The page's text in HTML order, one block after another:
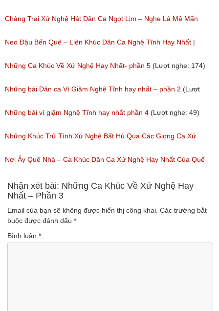
(Lượt nghe: 153)
Tình Yêu Ngọt Ngào Này
(Lượt nghe: 107)
Chàng Trai Xứ Nghệ Hát Dân Ca Ngọt Lịm – Nghe Là Mê Mẩn
(Lượt nghe: 100)
Neo Đậu Bến Quê – Liên Khúc Dân Ca Nghệ Tĩnh Hay Nhất |
Giọng Ca Xứ Nghệ Ngọt Ngào
(Lượt nghe: 125)
Những Ca Khúc Về Xứ Nghệ Hay Nhất- phần 5 (Lượt nghe: 174)
Những bài Dân ca Ví Giặm Nghệ Tĩnh hay nhất – phần 2 (Lượt
nghe: 89)
Những bài ví giặm Nghệ Tĩnh hay nhất phần 4 (Lượt nghe: 49)
Những Khúc Trữ Tình Xứ Nghệ Bất Hủ Qua Các Giọng Ca Xứ
Nghệ
(Lượt nghe: 121)
Nơi Ấy Quê Nhà – Ca Khúc Dân Ca Xứ Nghệ Hay Nhất Của Quế
Thương
(Lượt nghe: 74)
Nhận xét bài: Những Ca Khúc Về Xứ Nghệ Hay
Nhất – Phần 3
Email của bạn sẽ không được hiển thị công khai. Các trường bắt
buộc được đánh dấu *
Bình luận *